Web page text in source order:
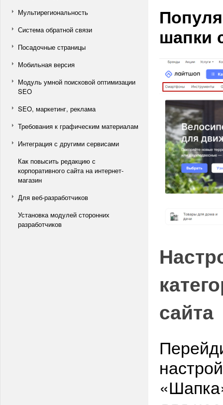
Мультирегиональность
Система обратной связи
Посадочные страницы
Мобильная версия
Модуль умной поисковой оптимизации
SEO
SEO, маркетинг, реклама
Требования к графическим материалам
Интеграция с другими сервисами
Как повысить редакцию с
корпоративного сайта на интернет-
магазин
Для веб-разработчиков
Установка модулей сторонних
разработчиков
шапки
сайта